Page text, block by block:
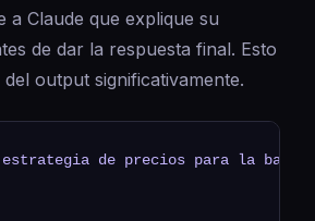
a Claude que explique su
de dar la respuesta final. Esto
output significativamente.
de precios para la